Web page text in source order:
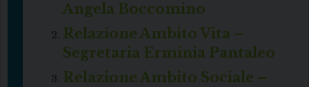
Angela Boccomino
Relazione Ambito Vita –
Segretaria Erminia Pantaleo
Relazione Ambito Sociale –